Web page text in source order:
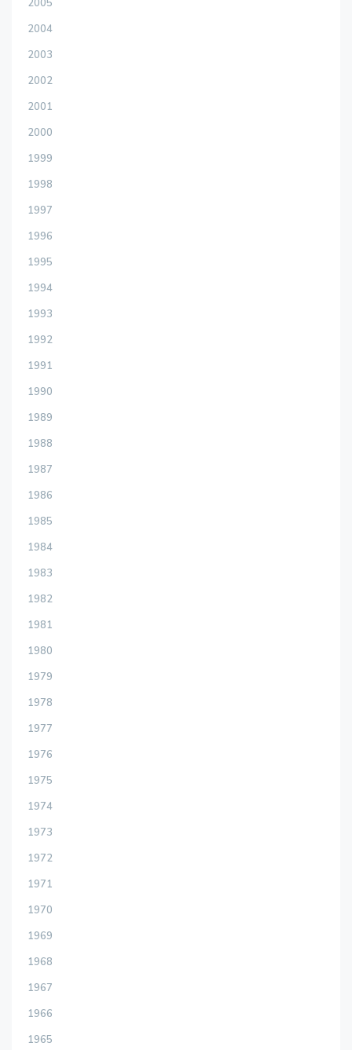
2005
2004
2003
2002
2001
2000
1999
1998
1997
1996
1995
1994
1993
1992
1991
1990
1989
1988
1987
1986
1985
1984
1983
1982
1981
1980
1979
1978
1977
1976
1975
1974
1973
1972
1971
1970
1969
1968
1967
1966
1965